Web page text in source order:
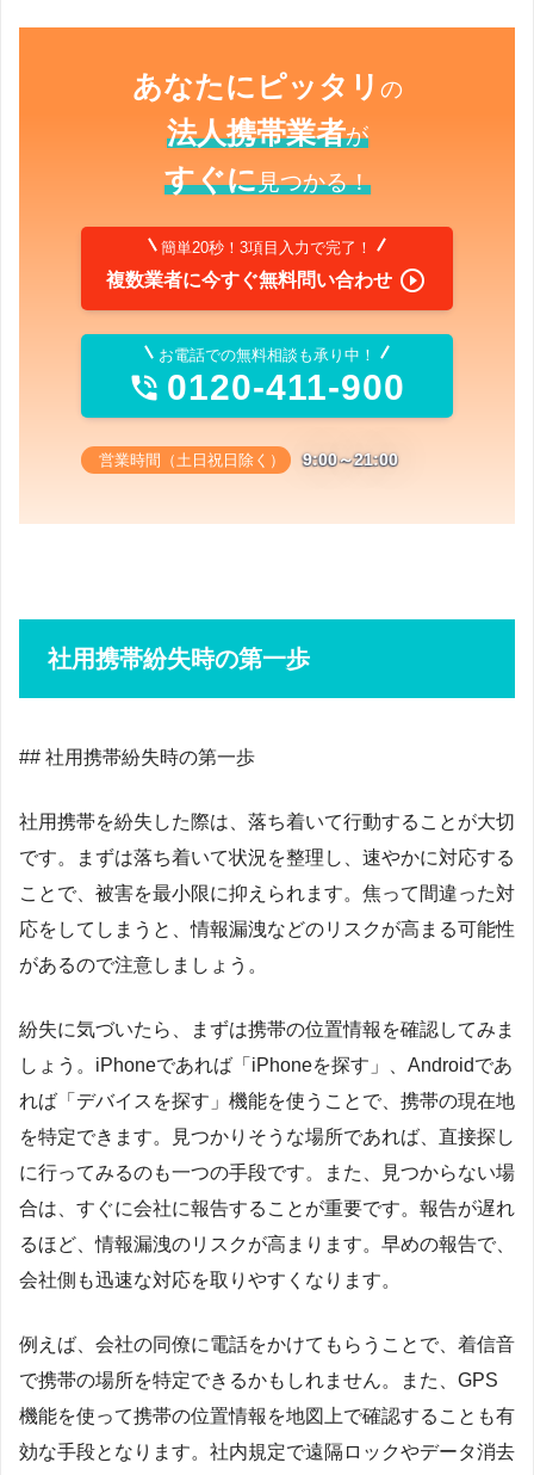
あなたにピッタリ の
法人携帯業者が
すぐに見つかる！
簡単20秒！3項目入力で完了！
複数業者に今すぐ無料問い合わせ 
お電話での無料相談も承り中！
 0120-411-900
営業時間（土日祝日除く） 9:00～21:00
社用携帯紛失時の第一歩
## 社用携帯紛失時の第一歩
社用携帯を紛失した際は、落ち着いて行動することが大切
です。まずは落ち着いて状況を整理し、速やかに対応する
ことで、被害を最小限に抑えられます。焦って間違った対
応をしてしまうと、情報漏洩などのリスクが高まる可能性
があるので注意しましょう。
紛失に気づいたら、まずは携帯の位置情報を確認してみま
しょう。iPhoneであれば「iPhoneを探す」、Androidであ
れば「デバイスを探す」機能を使うことで、携帯の現在地
を特定できます。見つかりそうな場所であれば、直接探し
に行ってみるのも一つの手段です。また、見つからない場
合は、すぐに会社に報告することが重要です。報告が遅れ
るほど、情報漏洩のリスクが高まります。早めの報告で、
会社側も迅速な対応を取りやすくなります。
例えば、会社の同僚に電話をかけてもらうことで、着信音
で携帯の場所を特定できるかもしれません。また、GPS
機能を使って携帯の位置情報を地図上で確認することも有
効な手段となります。社内規定で遠隔ロックやデータ消去